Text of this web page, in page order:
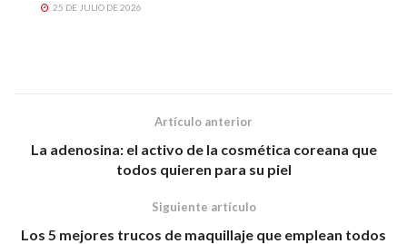
25 DE JULIO DE 2026
Artículo anterior
La adenosina: el activo de la cosmética coreana que
todos quieren para su piel
Siguiente artículo
Los 5 mejores trucos de maquillaje que emplean todos